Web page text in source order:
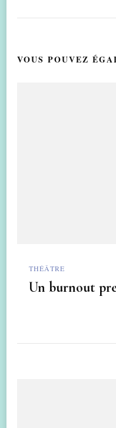
VOUS POUVEZ
THÉÂTRE
Un burnout